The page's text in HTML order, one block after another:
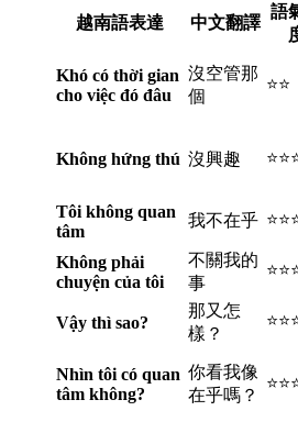
越南語表達 中文翻譯
語
Khó có thời gian
cho việc đó đâu
沒空管那
個
⭐⭐
Không hứng thú 沒興趣
Tôi không quan
tâm
我不在乎
Không phải
chuyện của tôi
不關我的
事
Vậy thì sao?
那又怎
樣？
Nhìn tôi có quan
tâm không?
你看我像
在乎嗎？